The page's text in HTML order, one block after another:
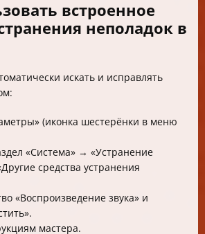
встроенное
неполадок в
искать и исправлять
(иконка шестерёнки в меню
«Система» → «Устранение
средства устранения
«Воспроизведение звука» и
мастера.